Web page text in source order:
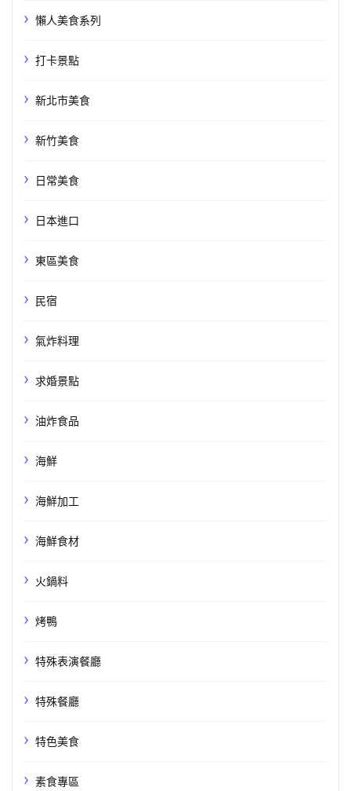
懶人美食系列
打卡景點
新北市美食
新竹美食
日常美食
日本進口
東區美食
民宿
氣炸料理
求婚景點
油炸食品
海鮮
海鮮加工
海鮮食材
火鍋料
烤鴨
特殊表演餐廳
特殊餐廳
特色美食
素食專區